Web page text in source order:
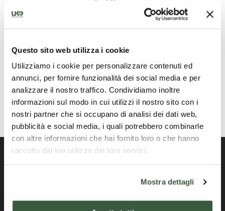
Questo sito web utilizza i cookie
Utilizziamo i cookie per personalizzare contenuti ed
annunci, per fornire funzionalità dei social media e per
analizzare il nostro traffico. Condividiamo inoltre
informazioni sul modo in cui utilizzi il nostro sito con i
nostri partner che si occupano di analisi dei dati web,
pubblicità e social media, i quali potrebbero combinarle
con altre informazioni che hai fornito loro o che hanno
raccolto dal tuo utilizzo dei loro servizi.
Mostra dettagli
Official Portal of the Umbria Region